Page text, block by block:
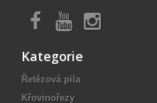
Kategorie
Řetězová pila
Křovinořezy